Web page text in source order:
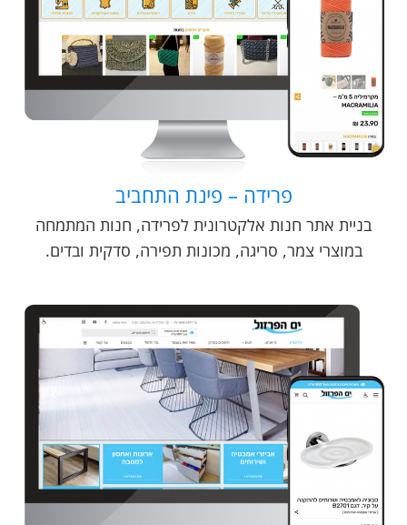
פרידה – פינת התחביב
בניית אתר חנות אלקטרונית לפרידה, חנות המתמחה
במוצרי צמר, סריגה, מכונות תפירה, סדקית ובדים.